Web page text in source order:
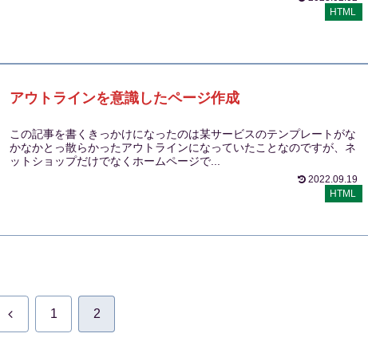
HTML
アウトラインを意識したページ作成
この記事を書くきっかけになったのは某サービスのテンプレートがな
かなかとっ散らかったアウトラインになっていたことなのですが、ネ
ットショップだけでなくホームページで...
2022.09.19
HTML
前 1 2